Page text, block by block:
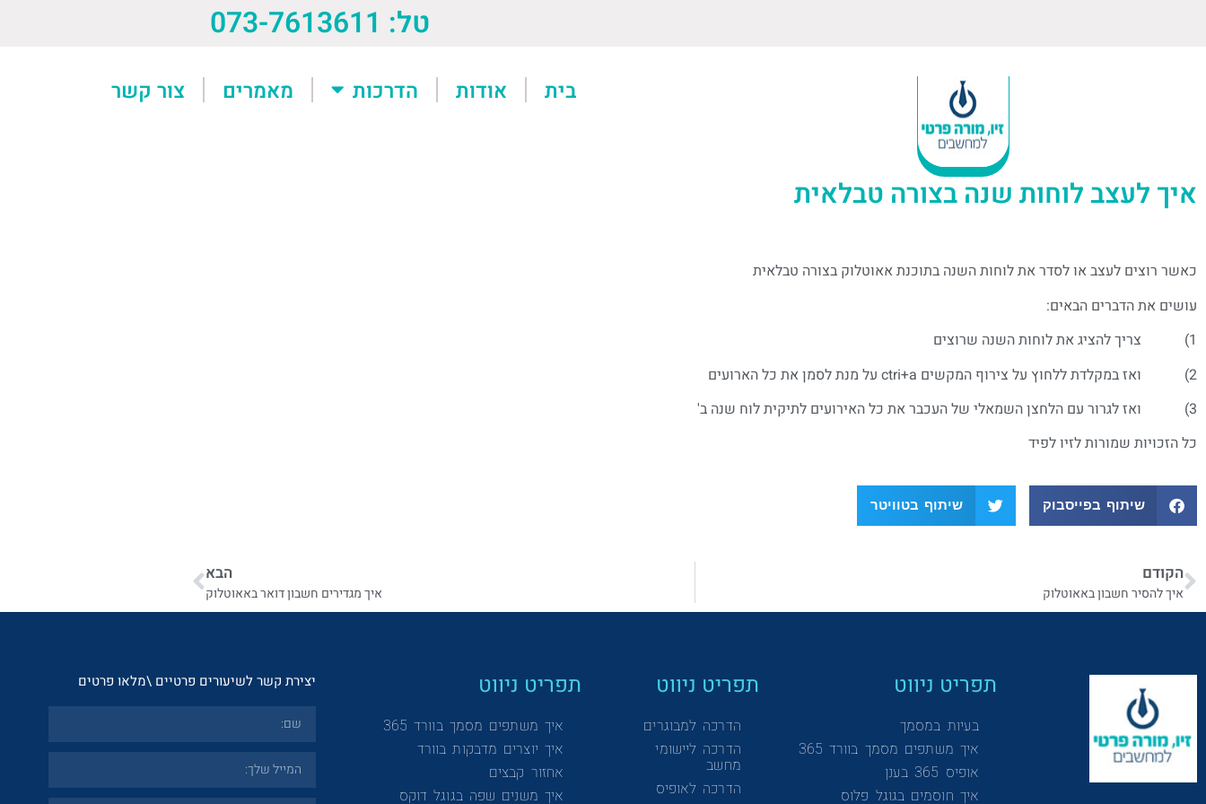
טל: 073-7613611
בית אודות הדרכות מאמרים צור קשר
איך לעצב לוחות שנה בצורה טבלאית
כאשר רוצים לעצב או לסדר את לוחות השנה בתוכנת אאוטלוק בצורה טבלאית
עושים את הדברים הבאים:
1) צריך להציג את לוחות השנה שרוצים
2) ואז במקלדת ללחוץ על צירוף המקשים ctri+a על מנת לסמן את כל הארועים
3) ואז לגרור עם הלחצן השמאלי של העכבר את כל האירועים לתיקית לוח שנה ב'
כל הזכויות שמורות לזיו לפיד
שיתוף בפייסבוק שיתוף בטוויטר
הקודם
איך להסיר חשבון באאוטלוק
הבא
איך מגדירים חשבון דואר באאוטלוק
תפריט ניווט
בעיות במסמך
איך משתפים מסמך בוורד 365
אופיס 365 בענן
איך חוסמים בגוגל פלוס
תפריט ניווט
הדרכה למבוגרים
הדרכה ליישומי
מחשב
הדרכה לאופיס
תפריט ניווט
איך משתפים מסמך בוורד 365
איך יוצרים מדבקות בוורד
אחזור קבצים
איך משנים שפה בגוגל דוקס
יצירת קשר לשיעורים פרטיים \מלאו פרטים